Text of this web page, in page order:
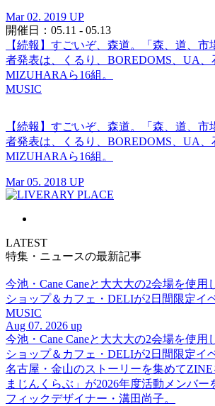
Mar 02. 2019 UP
開催日：05.11 - 05.13
【続報】すごいぞ、森道。「森、道、市
者発表は、くるり、BOREDOMS、UA
MIZUHARAら16組。
MUSIC
【続報】すごいぞ、森道。「森、道、市
者発表は、くるり、BOREDOMS、UA
MIZUHARAら16組。
Mar 05. 2018 UP
LATEST
特集・ニュースの最新記事
今池・Cane Caneと大大大の2会場を使用
ショップ＆カフェ・DELIが2日間限定イ
MUSIC
Aug 07. 2026 up
今池・Cane Caneと大大大の2会場を使用
ショップ＆カフェ・DELIが2日間限定イ
名古屋・金山のストーリーを集めて
まじんくらぶ」が2026年度活動メンバー
フィックデザイナー・溝田尚子。